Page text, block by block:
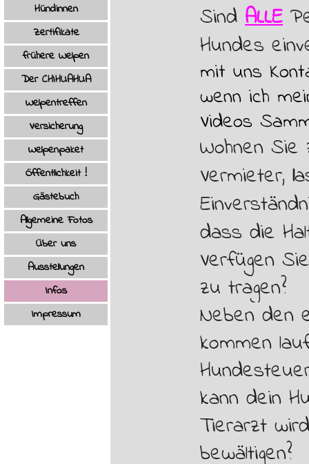
Hündinnen
Zertifikate
frühere Welpen
Der CHIHUAHUA
Welpentreffen
Versicherung
Welpenpaket
Öffentlichkeit !
Gästebuch
Allgemeine Fotos
Über uns
Ausstellungen
Infos
Impressum
SindALLE
Hundes
mit uns
wenn ich
Videos
Wohnen
Vermieter, l
dass die
Verfügen
zu tragen?
Neben den
kommen
kann dein
Tierarzt
bewältigen?